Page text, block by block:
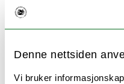
Denne nettsiden
Vi bruker